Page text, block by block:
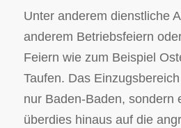
Unter anderem dienstliche
anderem Betriebsfeiern
Feiern wie zum Beispiel
Taufen. Das
nur Baden-Baden, sondern
überdies hinaus auf die